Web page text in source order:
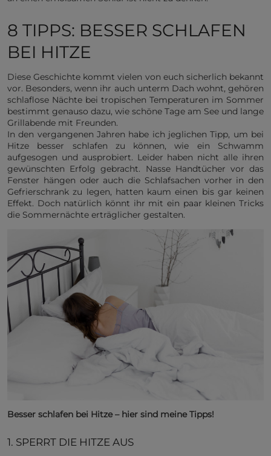
8 TIPPS: BESSER SCHLAFEN
BEI HITZE
Diese Geschichte kommt vielen von euch sicherlich bekannt
vor. Besonders, wenn ihr auch unterm Dach wohnt, gehören
schlaflose Nächte bei tropischen Temperaturen im Sommer
bestimmt genauso dazu, wie schöne Tage am See und lange
Grillabende mit Freunden.
In den vergangenen Jahren habe ich jeglichen Tipp, um bei
Hitze besser schlafen zu können, wie ein Schwamm
aufgesogen und ausprobiert. Leider haben nicht alle ihren
gewünschten Erfolg gebracht. Nasse Handtücher vor das
Fenster hängen oder auch die Schlafsachen vorher in den
Gefrierschrank zu legen, hatten kaum einen bis gar keinen
Effekt. Doch natürlich könnt ihr mit ein paar kleinen Tricks
die Sommernächte erträglicher gestalten.
Besser schlafen bei Hitze – hier sind meine Tipps!
1. SPERRT DIE HITZE AUS